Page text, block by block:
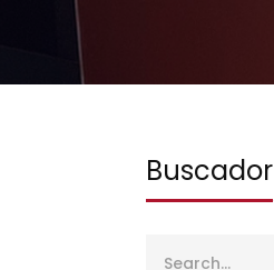
Buscador